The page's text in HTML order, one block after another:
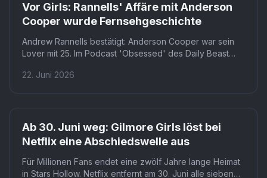
Vor Girls: Rannells' Affäre mit Anderson
Cooper wurde Fernsehgeschichte
Andrew Rannells bestätigt: Anderson Cooper war sein
Lover mit 25. Im Podcast 'Obsessed' des Daily Beast
daraus die Figur Dill Harcourt formte. In Girls Staffel 5
22. Juni 2026
Ab 30. Juni weg: Gilmore Girls löst bei
Netflix eine Abschiedswelle aus
Für Millionen Fans endet eine zwölf Jahre lange Heimat
in Stars Hollow. Netflix entfernt am 30. Juni alle sieben